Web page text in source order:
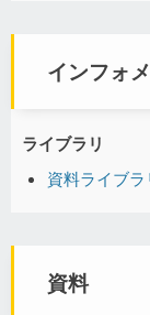
インフォ
ライブラリ
資料ライブラ
資料